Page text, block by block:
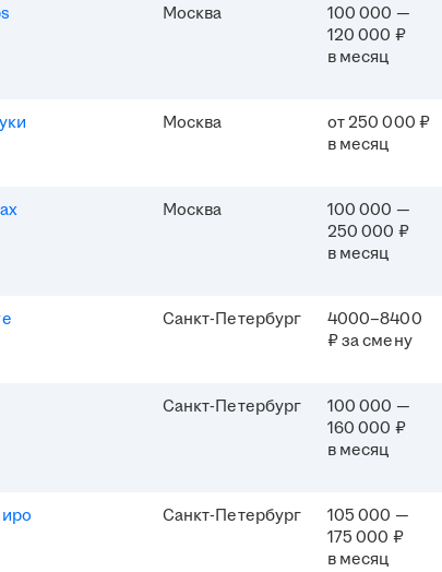
Москва
100 000 —
120 000 ₽
в месяц
Москва
от 250 000 ₽
в месяц
Москва
100 000 —
250 000 ₽
в месяц
Санкт-Петербург
4000–8400
₽ за смену
Санкт-Петербург
100 000 —
160 000 ₽
в месяц
Санкт-Петербург
105 000 —
175 000 ₽
в месяц